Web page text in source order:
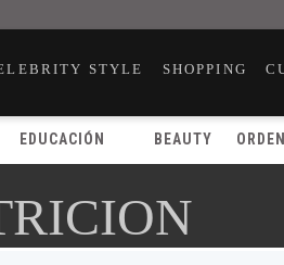
STYLE SHOPPING
EDUCACIÓN BEAUTY ORDEN